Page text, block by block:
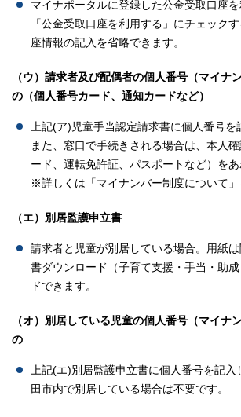
マイナポータルに登録した公金受取口座を
「公金受取口座を利用する」にチェック
座情報の記入を省略できます。
（ウ）請求者及び配偶者の個人番号（マイナ
の（個人番号カード、通知カードなど）
上記(ア)児童手当認定請求書に個人番号を
また、窓口で手続きされる場合は、本人
ード、運転免許証、パスポートなど）をあ
※詳しくは「マイナンバー制度について
（エ）別居監護申立書
請求者と児童が別居している場合。用紙
書ダウンロード（子育て支援・手当・助
ドできます。
（オ）別居している児童の個人番号（マイナ
の
上記(エ)別居監護申立書に個人番号を記
田市内で別居している場合は不要です。